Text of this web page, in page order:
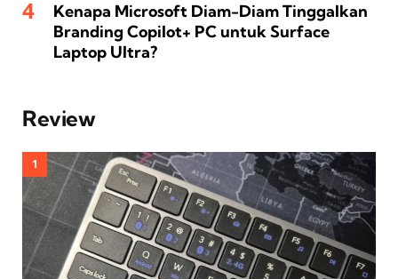
Kenapa Microsoft Diam-Diam Tinggalkan
Branding Copilot+ PC untuk Surface
Laptop Ultra?
Review